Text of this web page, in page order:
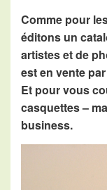
Comme pour
éditons un
artistes et de
est en vente
Et pour vous
casquettes –
business.